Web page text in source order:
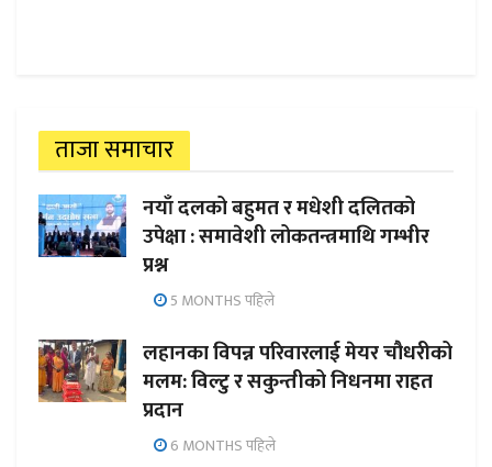
ताजा समाचार
नयाँ दलको बहुमत र मधेशी दलितको
उपेक्षा : समावेशी लोकतन्त्रमाथि गम्भीर
प्रश्न
5 MONTHS पहिले
लहानका विपन्न परिवारलाई मेयर चौधरीको
मलम: विल्टु र सकुन्तीको निधनमा राहत
प्रदान
6 MONTHS पहिले